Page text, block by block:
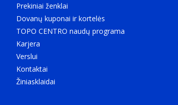
Prekiniai ženklai
Dovanų kuponai ir kortelės
TOPO CENTRO naudų programa
Karjera
Verslui
Kontaktai
Žiniasklaidai